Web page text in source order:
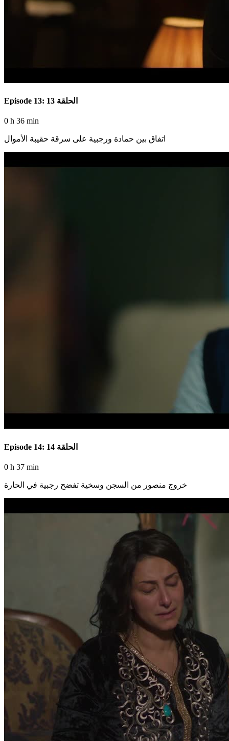
Episode 13: الحلقة 13
0 h 36 min
اتفاق بين حمادة ورجبية على سرقة حقيبة الأموال
Episode 14: الحلقة 14
0 h 37 min
خروج منصور من السجن وسخية تفضح رجبية في الحارة